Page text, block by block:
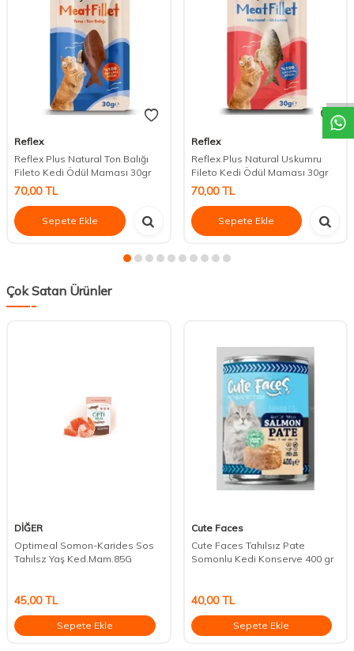
Reflex
Reflex Plus Natural Ton Balığı
Fileto Kedi Ödül Maması 30gr
70,00TL
Sepete Ekle
Reflex
Reflex Plus Natural Uskumru
Fileto Kedi Ödül Maması 30gr
70,00TL
Sepete Ekle
Çok Satan Ürünler
DİĞER
Optimeal Somon-Karides Sos
Tahılsz Yaş Ked.Mam.85G
45,00TL
Sepete Ekle
Cute Faces
Cute Faces Tahılsız Pate
Somonlu Kedi Konserve 400 gr
40,00TL
Sepete Ekle